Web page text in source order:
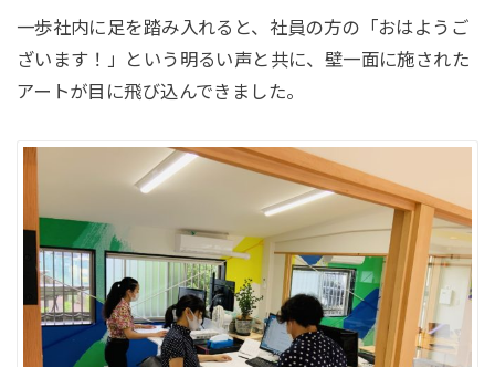
一歩社内に足を踏み入れると、社員の方の「おはようご
ざいます！」という明るい声と共に、壁一面に施された
アートが目に飛び込んできました。